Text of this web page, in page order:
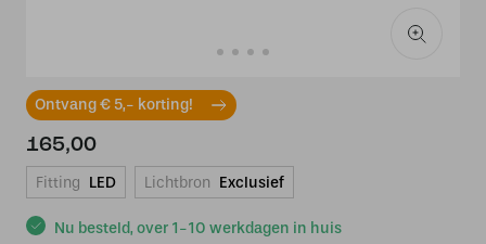
Ontvang € 5,- korting!
Nu besteld, over 1-10 werkdagen in huis
165,00
Fitting LED Lichtbron Exclusief